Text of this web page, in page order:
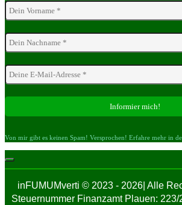
Von mir gibt es keinen Spam! Versprochen! Erfahre mehr in
inFUMUMverti © 2023 - 2026| Alle
Steuernummer Finanzamt Plauen: 223/